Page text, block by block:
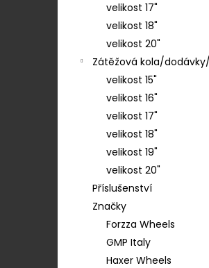
velikost 17"
velikost 18"
velikost 20"
Zátěžová kola/
velikost 15"
velikost 16"
velikost 17"
velikost 18"
velikost 19"
velikost 20"
Příslušenství
Značky
Forzza Wheels
GMP Italy
Haxer Wheels